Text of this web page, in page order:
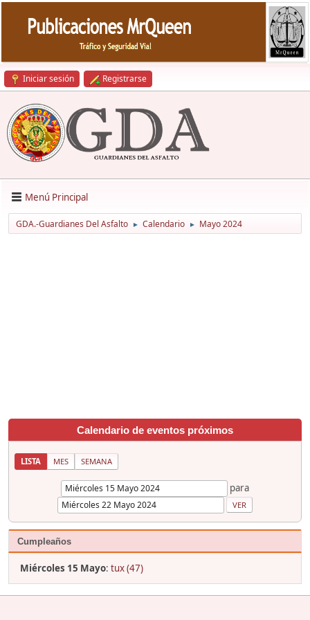
Iniciar sesión Registrarse
Menú Principal
GDA.-Guardianes Del Asfalto ► Calendario ► Mayo 2024
Calendario de eventos próximos
LISTA MES SEMANA
para
Cumpleaños
Miércoles 15 Mayo: tux (47)